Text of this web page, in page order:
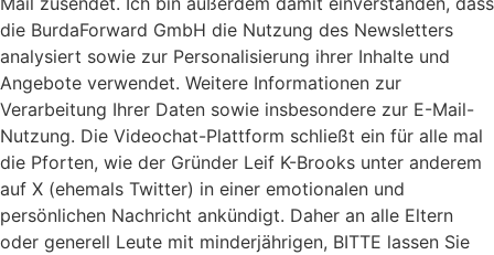
die BurdaForward GmbH die Nutzung des Newsletters
analysiert sowie zur Personalisierung ihrer Inhalte und
Angebote verwendet. Weitere Informationen zur
Verarbeitung Ihrer Daten sowie insbesondere zur E-Mail-
Nutzung. Die Videochat-Plattform schließt ein für alle mal
die Pforten, wie der Gründer Leif K-Brooks unter anderem
auf X (ehemals Twitter) in einer emotionalen und
persönlichen Nachricht ankündigt. Daher an alle Eltern
oder generell Leute mit minderjährigen, BITTE lassen Sie